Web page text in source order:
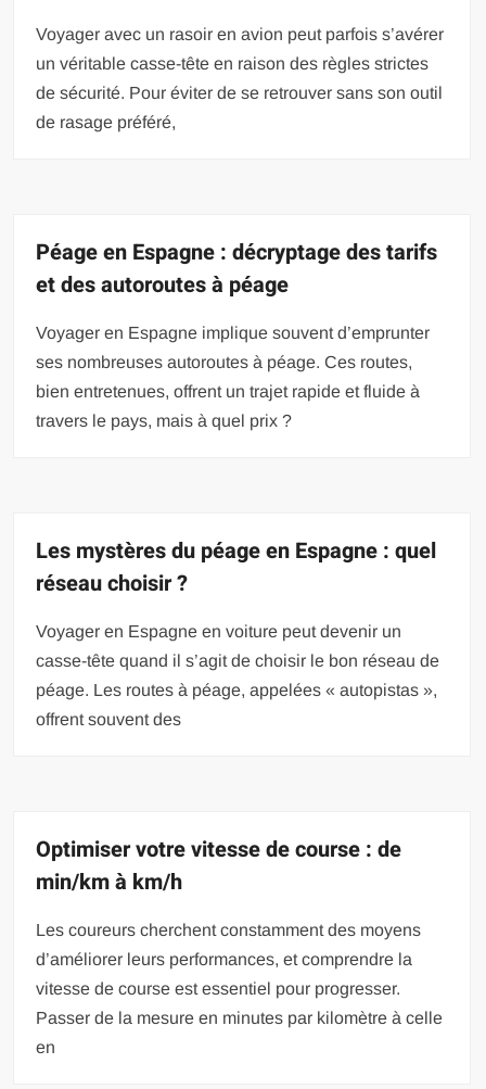
Voyager avec un rasoir en avion peut parfois s’avérer
un véritable casse-tête en raison des règles strictes
de sécurité. Pour éviter de se retrouver sans son outil
de rasage préféré,
Péage en Espagne : décryptage des tarifs
et des autoroutes à péage
Voyager en Espagne implique souvent d’emprunter
ses nombreuses autoroutes à péage. Ces routes,
bien entretenues, offrent un trajet rapide et fluide à
travers le pays, mais à quel prix ?
Les mystères du péage en Espagne : quel
réseau choisir ?
Voyager en Espagne en voiture peut devenir un
casse-tête quand il s’agit de choisir le bon réseau de
péage. Les routes à péage, appelées « autopistas »,
offrent souvent des
Optimiser votre vitesse de course : de
min/km à km/h
Les coureurs cherchent constamment des moyens
d’améliorer leurs performances, et comprendre la
vitesse de course est essentiel pour progresser.
Passer de la mesure en minutes par kilomètre à celle
en